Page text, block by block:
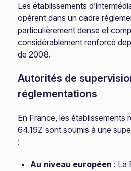
Les établissements
opèrent dans un cadre
particulièrement dense et
considérablement renforcé
de 2008.
Autorités de
réglementations
En France, les établissements
64.19Z sont soumis à une
:
Au niveau européen : La